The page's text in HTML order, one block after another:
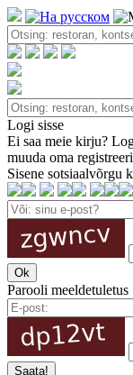
Logi sisse
Ei saa meie kirju?
muuda oma
Sisene sotsiaalvõrgu
Parooli meeldetuletus